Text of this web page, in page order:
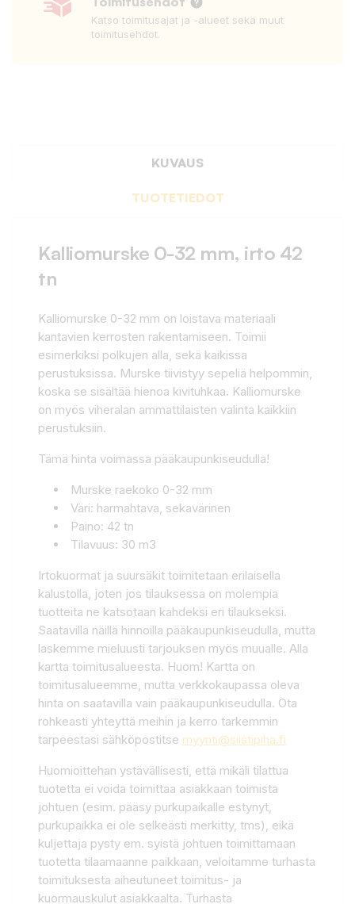
Katso toimitusajat ja -alueet sekä muut
toimitusehdot.
KUVAUS
TUOTETIEDOT
Kalliomurske 0-32 mm, irto 42
tn
Kalliomurske 0-32 mm on loistava materiaali
kantavien kerrosten rakentamiseen. Toimii
esimerkiksi polkujen alla, sekä kaikissa
perustuksissa. Murske tiivistyy sepeliä helpommin,
koska se sisältää hienoa kivituhkaa. Kalliomurske
on myös viheralan ammattilaisten valinta kaikkiin
perustuksiin.
Tämä hinta voimassa pääkaupunkiseudulla!
Murske raekoko 0-32 mm
Väri: harmahtava, sekavärinen
Paino: 42 tn
Tilavuus: 30 m3
Irtokuormat ja suursäkit toimitetaan erilaisella
kalustolla, joten jos tilauksessa on molempia
tuotteita ne katsotaan kahdeksi eri tilaukseksi.
Saatavilla näillä hinnoilla pääkaupunkiseudulla, mutta
laskemme mieluusti tarjouksen myös muualle. Alla
kartta toimitusalueesta. Huom! Kartta on
toimitusalueemme, mutta verkkokaupassa oleva
hinta on saatavilla vain pääkaupunkiseudulla. Ota
rohkeasti yhteyttä meihin ja kerro tarkemmin
tarpeestasi sähköpostitse myynti@siistipiha.fi
Huomioittehan ystävällisesti, että mikäli tilattua
tuotetta ei voida toimittaa asiakkaan toimista
johtuen (esim. pääsy purkupaikalle estynyt,
purkupaikka ei ole selkeästi merkitty, tms), eikä
kuljettaja pysty em. syistä johtuen toimittamaan
tuotetta tilaamaanne paikkaan, veloitamme turhasta
toimituksesta aiheutuneet toimitus- ja
kuormauskulut asiakkaalta. Turhasta